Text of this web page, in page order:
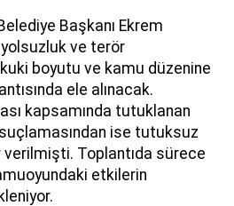
Başkanı Ekrem
ve terör
boyutu ve kamu düzenine
ele alınacak.
kapsamında tutuklanan
ise tutuksuz
verilmişti. Toplantıda sürece
etkilerin